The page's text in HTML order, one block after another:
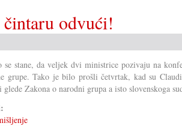
odvući!
se stane, da veljek dvi ministrice pozivaju na
grupe. Tako je bilo prošli četvrtak, kad su
glede Zakona o narodni grupa a isto slovenskoga